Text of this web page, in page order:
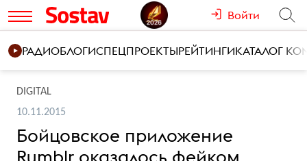
Войти
РАДИОБЛОГИСПЕЦПРОЕКТЫРЕЙТИНГИКАТАЛОГ
DIGITAL
10.11.2015
Бойцовское приложение